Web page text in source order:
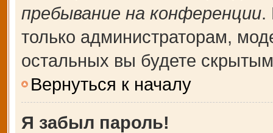
пребывание на конференции.
только администраторам,
остальных вы будете
Вернуться к началу
Я забыл пароль!